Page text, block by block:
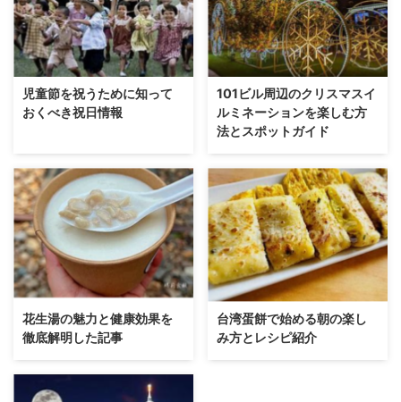
児童節を祝うために知って
おくべき祝日情報
101ビル周辺のクリスマスイ
ルミネーションを楽しむ方
法とスポットガイド
花生湯の魅力と健康効果を
徹底解明した記事
台湾蛋餅で始める朝の楽し
み方とレシピ紹介